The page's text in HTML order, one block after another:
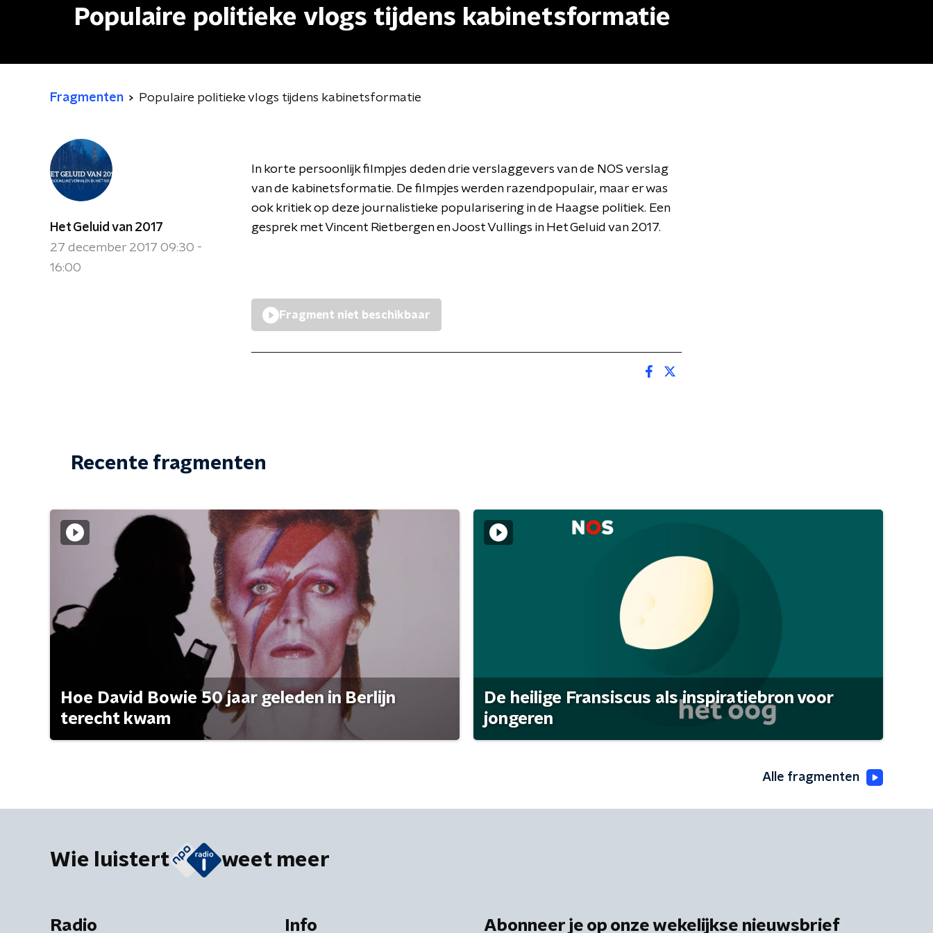
Populaire politieke vlogs tijdens kabinetsformatie
Fragmenten Populaire politieke vlogs tijdens kabinetsformatie
Het Geluid van 2017
27 december 2017 09:30 -
16:00
In korte persoonlijk filmpjes deden drie verslaggevers van de NOS verslag
van de kabinetsformatie. De filmpjes werden razendpopulair, maar er was
ook kritiek op deze journalistieke popularisering in de Haagse politiek. Een
gesprek met Vincent Rietbergen en Joost Vullings in Het Geluid van 2017.
Fragment niet beschikbaar
Recente fragmenten
Hoe David Bowie 50 jaar geleden in Berlijn
terecht kwam
De heilige Fransiscus als inspiratiebron voor
jongeren
Alle fragmenten
Wie luistert weet meer
Radio Info Abonneer je op onze wekelijkse nieuwsbrief